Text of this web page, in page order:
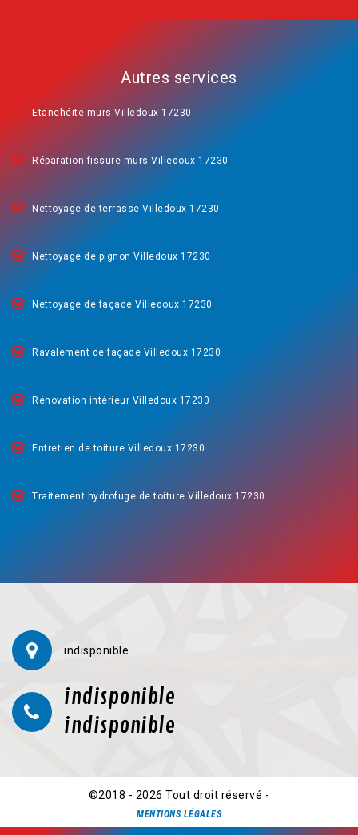
Autres services
Etanchéité murs Villedoux 17230
Réparation fissure murs Villedoux 17230
Nettoyage de terrasse Villedoux 17230
Nettoyage de pignon Villedoux 17230
Nettoyage de façade Villedoux 17230
Ravalement de façade Villedoux 17230
Rénovation intérieur Villedoux 17230
Entretien de toiture Villedoux 17230
Traitement hydrofuge de toiture Villedoux 17230
indisponible
indisponible
indisponible
©2018 - 2026 Tout droit réservé -
MENTIONS LÉGALES